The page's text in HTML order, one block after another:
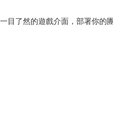
目了然的遊戲介面，部署你的